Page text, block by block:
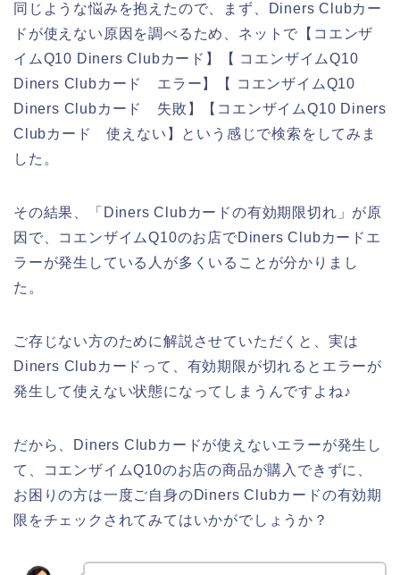
同じような悩みを抱えたので、まず、Diners Clubカー
ドが使えない原因を調べるため、ネットで【コエンザ
イムQ10 Diners Clubカード】【 コエンザイムQ10
Diners Clubカード エラー】【 コエンザイムQ10
Diners Clubカード 失敗】【コエンザイムQ10 Diners
Clubカード 使えない】という感じで検索をしてみま
した。
その結果、「Diners Clubカードの有効期限切れ」が原
因で、コエンザイムQ10のお店でDiners Clubカードエ
ラーが発生している人が多くいることが分かりまし
た。
ご存じない方のために解説させていただくと、実は
Diners Clubカードって、有効期限が切れるとエラーが
発生して使えない状態になってしまうんですよね♪
だから、Diners Clubカードが使えないエラーが発生し
て、コエンザイムQ10のお店の商品が購入できずに、
お困りの方は一度ご自身のDiners Clubカードの有効期
限をチェックされてみてはいかがでしょうか？